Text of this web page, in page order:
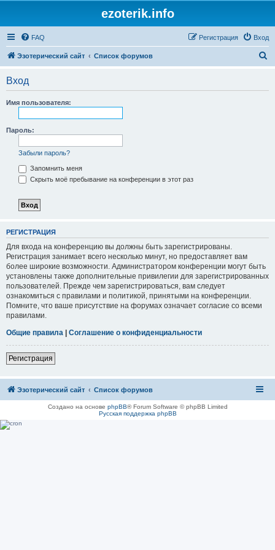
ezoterik.info
FAQ Вход
Регистрация
Эзотерический сайт Список форумов
Вход
Имя пользователя:
Пароль:
Забыли пароль?
Запомнить меня
Скрыть моё пребывание на конференции в этот раз
РЕГИСТРАЦИЯ
Для входа на конференцию вы должны быть зарегистрированы.
Регистрация занимает всего несколько минут, но предоставляет вам
более широкие возможности. Администратором конференции могут быть
установлены также дополнительные привилегии для зарегистрированных
пользователей. Прежде чем зарегистрироваться, вам следует
ознакомиться с правилами и политикой, принятыми на конференции.
Помните, что ваше присутствие на форумах означает согласие со всеми
правилами.
Общие правила | Соглашение о конфиденциальности
Регистрация
Эзотерический сайт Список форумов
Создано на основе phpBB® Forum Software © phpBB Limited
Русская поддержка phpBB